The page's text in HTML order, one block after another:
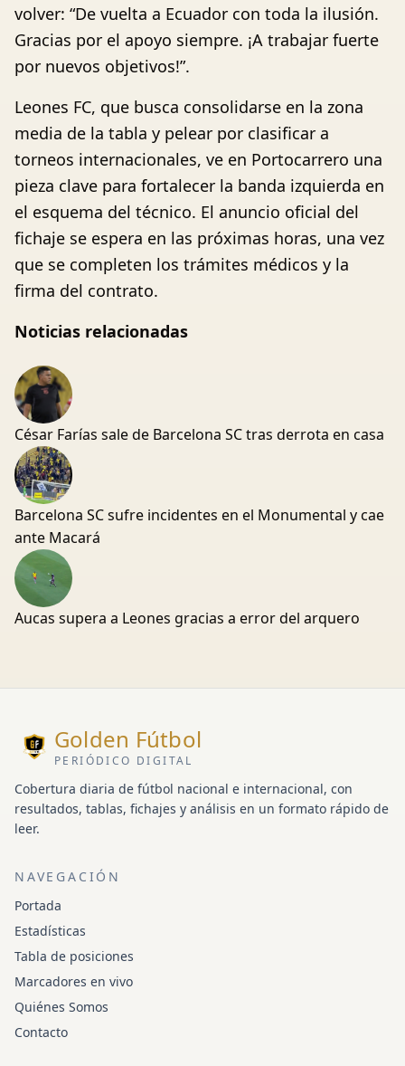
volver: “De vuelta a Ecuador con toda la ilusión.
Gracias por el apoyo siempre. ¡A trabajar fuerte
por nuevos objetivos!”.
Leones FC, que busca consolidarse en la zona
media de la tabla y pelear por clasificar a
torneos internacionales, ve en Portocarrero una
pieza clave para fortalecer la banda izquierda en
el esquema del técnico. El anuncio oficial del
fichaje se espera en las próximas horas, una vez
que se completen los trámites médicos y la
firma del contrato.
Noticias relacionadas
César Farías sale de Barcelona SC tras derrota en casa
Barcelona SC sufre incidentes en el Monumental y cae
ante Macará
Aucas supera a Leones gracias a error del arquero
Golden Fútbol
PERIÓDICO DIGITAL
Cobertura diaria de fútbol nacional e internacional, con
resultados, tablas, fichajes y análisis en un formato rápido de
leer.
NAVEGACIÓN
Portada
Estadísticas
Tabla de posiciones
Marcadores en vivo
Quiénes Somos
Contacto